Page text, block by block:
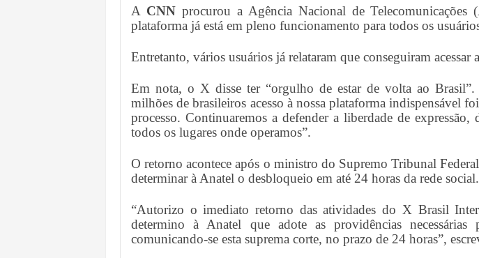
A CNNprocurou a Agência Nacional de Telecomunicações
plataforma já está em pleno funcionamento para todos os
Entretanto, vários usuários já relataram que conseguiram acessar
Em nota, o X disse ter “orgulho de estar de volta ao Brasil”.
milhões de brasileiros acesso à nossa plataforma indispensável
processo. Continuaremos a defender a liberdade de
todos os lugares onde operamos”.
O retorno acontece após o ministro do Supremo Tribunal
determinar à Anatel o desbloqueio em até 24 horas da rede social.
“Autorizo o imediato retorno das atividades do X Brasil
determino à Anatel que adote as providências necessárias
comunicando-se esta suprema corte, no prazo de 24 horas”,